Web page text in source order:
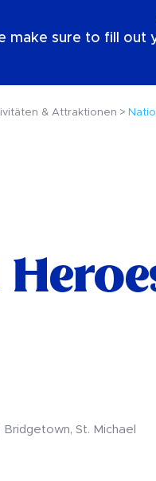
make sure to fill out
& Attraktionen
Bridgetown, St. Michael